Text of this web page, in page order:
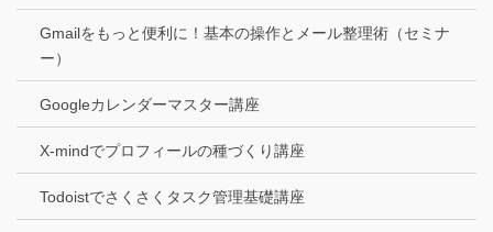
Gmailをもっと便利に！基本の操作とメール整理術（セミナ
ー）
Googleカレンダーマスター講座
X-mindでプロフィールの種づくり講座
Todoistでさくさくタスク管理基礎講座